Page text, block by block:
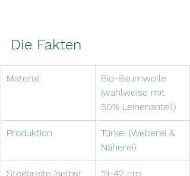
Die Fakten
Material
Bio-Baumwolle
(wahlweise mit
50% Leinenanteil)
Produktion
Türkei (Weberei &
Näherei)
Stegbreite (selbst
19-42 cm